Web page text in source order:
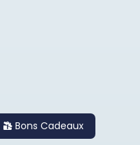
Bons Cadeaux